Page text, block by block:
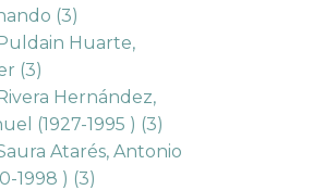
(3)
Huarte,
(3)
Hernández,
(1927-1995 ) (3)
Atarés, Antonio
1998 ) (3)